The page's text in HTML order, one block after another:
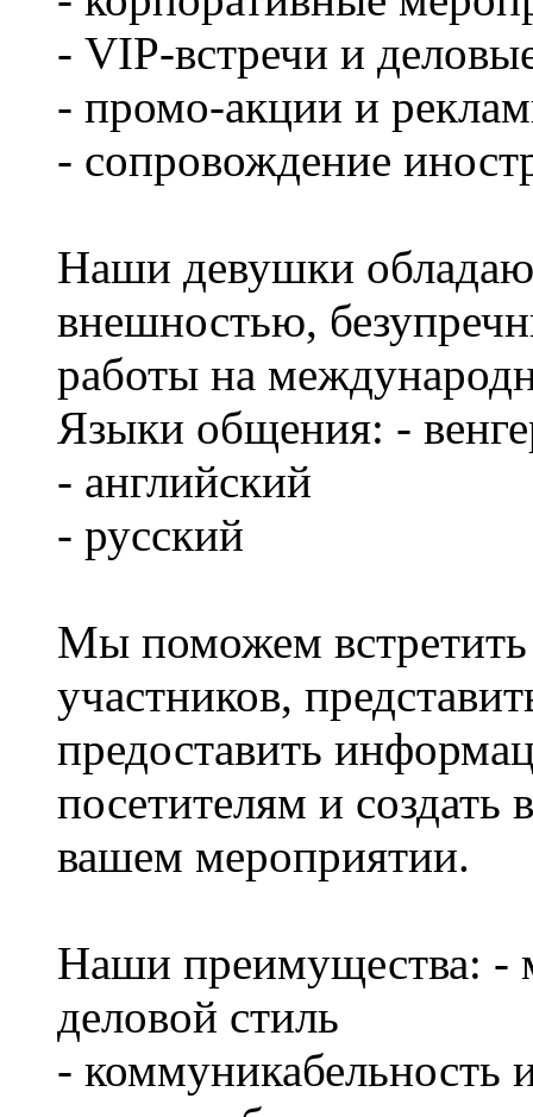
- VIP-встречи и
- промо-акции и
- сопровождение
Наши девушки
внешностью,
работы на
Языки общения: -
- английский
- русский
Мы поможем встретить
участников,
предоставить
посетителям и создать
вашем мероприятии.
Наши преимущества: -
деловой стиль
- коммуникабельность